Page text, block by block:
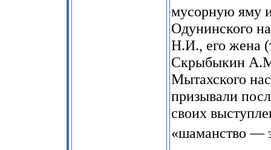
мусорную яму
Одунинского
Н.И., его жена
Скрыбыкин
Мытахского
призывали
своих
«шаманство —